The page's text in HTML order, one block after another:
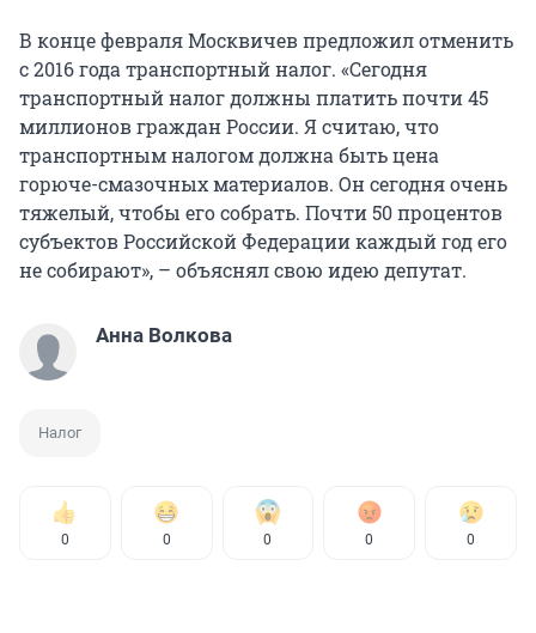
В конце февраля Москвичев предложил отменить
с 2016 года транспортный налог. «Сегодня
транспортный налог должны платить почти 45
миллионов граждан России. Я считаю, что
транспортным налогом должна быть цена
горюче-смазочных материалов. Он сегодня очень
тяжелый, чтобы его собрать. Почти 50 процентов
субъектов Российской Федерации каждый год его
не собирают», – объяснял свою идею депутат.
Анна Волкова
Налог
0 0 0 0 0